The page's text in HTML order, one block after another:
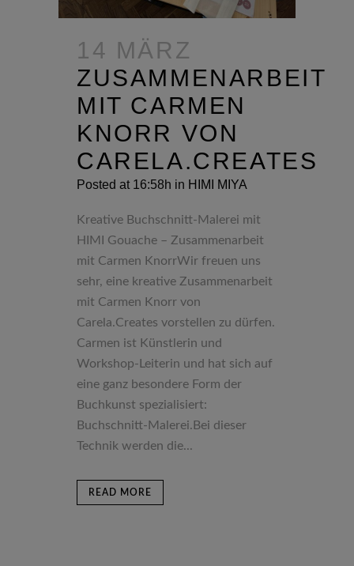
14 MÄRZ
ZUSAMMENARBEIT
MIT CARMEN
KNORR VON
CARELA.CREATES
Posted at 16:58h in HIMI MIYA
Kreative Buchschnitt-Malerei mit
HIMI Gouache – Zusammenarbeit
mit Carmen KnorrWir freuen uns
sehr, eine kreative Zusammenarbeit
mit Carmen Knorr von
Carela.Creates vorstellen zu dürfen.
Carmen ist Künstlerin und
Workshop-Leiterin und hat sich auf
eine ganz besondere Form der
Buchkunst spezialisiert:
Buchschnitt-Malerei.Bei dieser
Technik werden die...
READ MORE